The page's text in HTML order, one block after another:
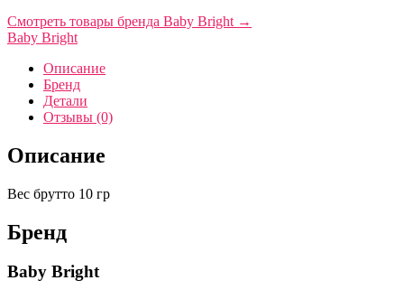
Смотреть товары бренда Baby Bright →
Baby Bright
Описание
Бренд
Детали
Отзывы (0)
Описание
Вес брутто 10 гр
Бренд
Baby Bright